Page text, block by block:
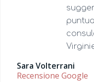
Sara Volterrani
Recensione Google